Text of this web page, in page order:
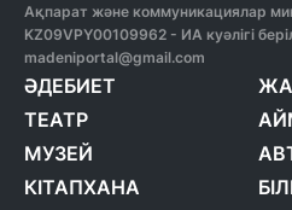
Ақпарат және коммуникациялар
KZ09VPY00109962 - ИА куәлігі
madeniportal@gmail.com
ӘДЕБИЕТ
ТЕАТР
МУЗЕЙ
КІТАПХАНА